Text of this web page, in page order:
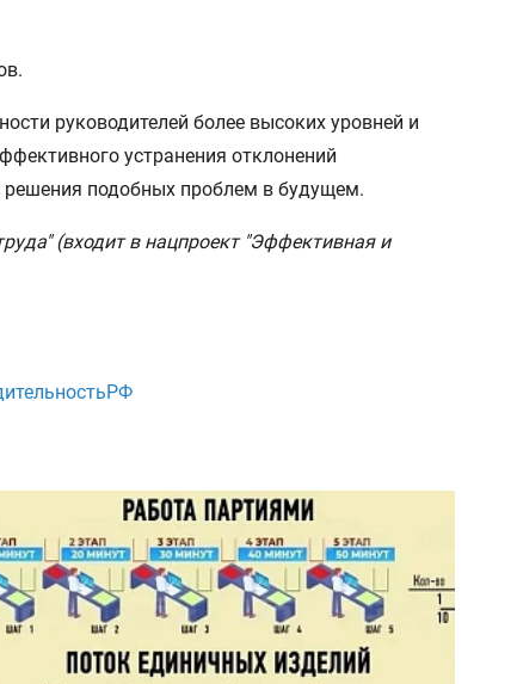
руководителей более высоких уровней и
устранения отклонений
решения подобных проблем в будущем.
(входит в нацпроект "Эффективная и